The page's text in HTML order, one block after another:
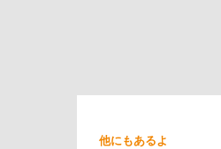
他にもあるよ